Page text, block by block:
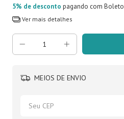
5% de desconto pagando com Boleto
Ver mais detalhes
MEIOS DE ENVIO